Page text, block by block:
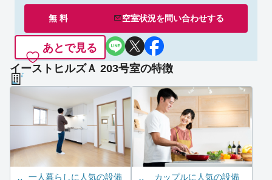
無 料 空室状況を問い合わせする
あとで見る
イーストヒルズＡ 203号室の特徴
一人暮らしに人気の設備 カップルに人気の設備